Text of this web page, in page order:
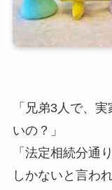
「兄弟3人で、
いの？」
「法定相続分通
しかないと言わ